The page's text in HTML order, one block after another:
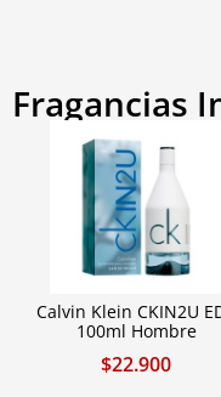
Fragancias
Calvin Klein CKIN2U
100ml Hombre
$22.900